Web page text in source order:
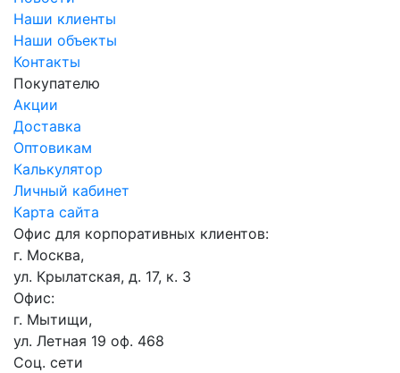
Наши клиенты
Наши объекты
Контакты
Покупателю
Акции
Доставка
Оптовикам
Калькулятор
Личный кабинет
Карта сайта
Офис для корпоративных клиентов:
г. Москва,
ул. Крылатская, д. 17, к. 3
Офис:
г. Мытищи,
ул. Летная 19 оф. 468
Соц. сети